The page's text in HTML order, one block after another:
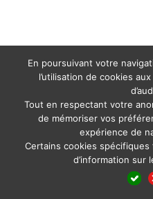
LinkedIn
X
En poursuivant votre
l’utilisation de cookies
Tout en respectant votre
de mémoriser vos
expérience de
Certains cookies
d’information sur